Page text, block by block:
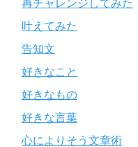
再チャレンジしてみた
叶えてみた
告知文
好きなこと
好きなもの
好きな言葉
心によりそう文章術